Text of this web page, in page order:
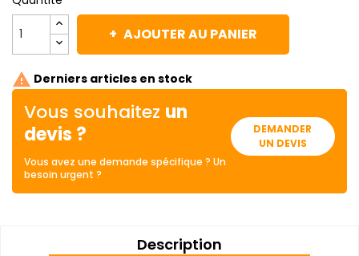
AJOUTER AU PANIER
 Derniers articles en stock
Vous souhaitez un
devis ?
Vous avez une demande spécifique ? Un
besoin urgent ?
DEMANDER
UN DEVIS
Description